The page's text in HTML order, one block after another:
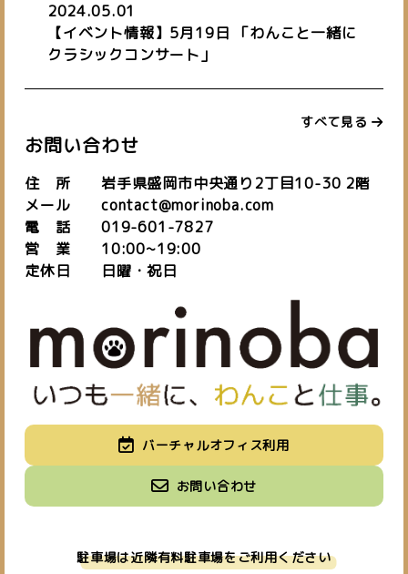
私たちについて
about us
space
バーチャルオフィス
virtual office
お知らせ
blog
2024.05.01
【イベント情報】5月19日 「わんこと一緒に
クラシックコンサート」
すべて見る
お問い合わせ
住 所 岩手県盛岡市中央通り2丁目10-30 2階
メール contact@morinoba.com
電 話 019-601-7827
営 業 10:00~19:00
定休日 日曜・祝日
バーチャルオフィス利用
お問い合わせ
駐車場は近隣有料駐車場をご利用ください